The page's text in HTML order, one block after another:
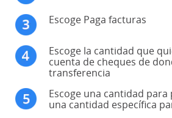
Escoge Paga facturas
Escoge la cantidad que
cuenta de cheques de
transferencia
Escoge una cantidad
una cantidad específica